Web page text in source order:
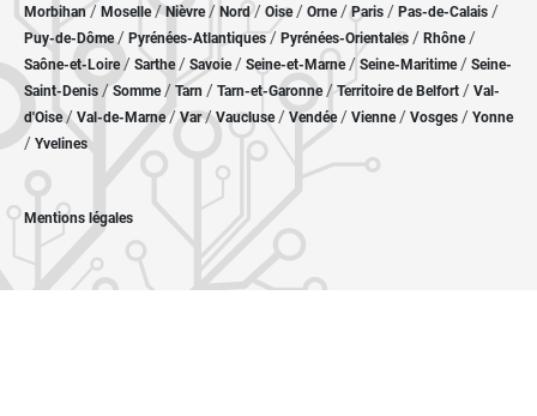
Morbihan/ Moselle/ Nièvre / Nord/ Oise / Orne/Paris / Pas-de-Calais /
Puy-de-Dôme/ Pyrénées-Atlantiques / Pyrénées-Orientales / Rhône/
Saône-et-Loire/ Sarthe/ Savoie/ Seine-et-Marne/ Seine-Maritime/ Seine-
Saint-Denis /Somme/ Tarn / Tarn-et-Garonne/Territoire de Belfort / Val-
d'Oise/ Val-de-Marne/Var/Vaucluse/ Vendée/ Vienne/ Vosges / Yonne
/ Yvelines
Mentions légales